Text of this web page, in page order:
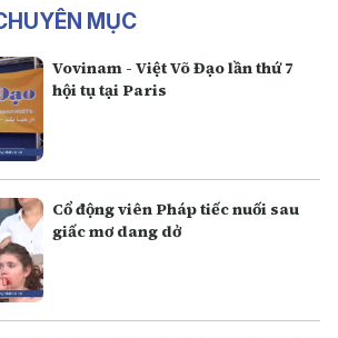
MỤC
Vovinam - Việt Võ Đạo lần thứ 7
hội tụ tại Paris
Cổ động viên Pháp tiếc nuối sau
giấc mơ dang dở